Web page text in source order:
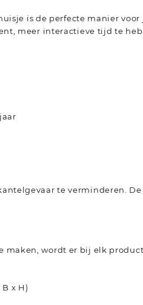
is de perfecte manier
meer interactieve tijd te
te verminderen.
maken, wordt er bij elk
x H)